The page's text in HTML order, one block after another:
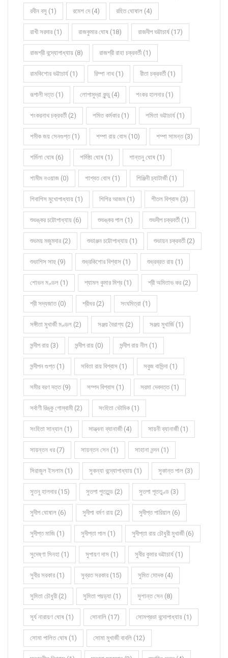
রবীন বসু (1) রমেশ দে (4) রহিত ঘোষাল (4)
রাখী সরদার (1) রাজকুমার ঘোষ (18) রাজদীপ ভট্টাচার্য (17)
রাজশ্রী বন্দ্যোপাধ্যায় (8) রাজশ্রী রাহা চক্রবর্তী (1)
রামকিশোর ভট্টাচার্য (1) রিম্পা নাথ (1) রীতা চক্রবর্তী (1)
রূপালী দত্ত (1) লোপামুদ্রা কুন্ডু (4) শংকর হালদার (1)
শংকরনাথ চক্রবর্তী (2) শমিত কর্মকার (1) শমিতা ভট্টাচার্য (1)
শমীক জয় সেনগুপ্ত (1) শম্পা রায় বোস (10) শম্পা সামন্ত (3)
শর্মিলা ঘোষ (6) শর্মিষ্ঠা ঘোষ (1) শান্তনু ঘোষ (1)
শামীম নওয়াজ (0) শাশ্বত বোস (1) শিঞ্জিনী চ্যাটার্জী (1)
শিবাশিস মুখোপাধ্যায় (1) শিশির আজম (1) শীতল বিশ্বাস (3)
শুভঙ্কর চট্টোপাধ্যায় (6) শুভঙ্কর পাল (1) শুভদীপ চক্রবর্তী (1)
শুভময় মজুমদার (2) শুভাঞ্জন চট্টোপাধ্যায় (1) শুভায়ন চক্রবর্তী (2)
শুভাশিস সাহু (9) শুভ্রকিশোর বিশ্বাস (1) শুভ্রব্রত রায় (1)
শোভন মণ্ডল (1) শ্যামল কুমার মিশ্র (1) শ্রী অমিতাভ কর (2)
শ্রী সদ্যজাত (0) শ্রীধর (2) সংঘমিত্রা (1)
সঙ্গীতা মুখার্জী মণ্ডল (2) সঞ্জয় বৈরাগ্য (2) সঞ্জয় মুখার্জি (1)
সন্দীপ রায় (3) সন্দীপ রায় (0) সন্দীপ রায় নীল (1)
সন্দীপন গুপ্ত (1) সবিতা রায় বিশ্বাস (1) সবুজ বাসিন্দা (1)
সমীর বরণ দত্ত (9) সম্পদ বিশ্বাস (1) সরমা দেবদত্ত (1)
সর্বাণী রিঙ্কু গোস্বামী (2) সংহিতা ভৌমিক (1)
সংহিতা সান্যাল (1) সান্ত্বনা ব্যানার্জী (4) সায়নী ব্যানার্জী (1)
সায়ন্তন ধর (7) সায়ন্তন সেন (1) সাহানা নন্দন (1)
সিরাজুল ইসলাম (1) সুকন্যা বন্দ্যোপাধ্যায় (1) সুকান্ত পাল (3)
সুতনু হালদার (15) সুতপা পুততুন্ড (2) সুতপা পূততুণ্ড (3)
সুদীপ ঘোষাল (6) সুদীপা বর্মণ রায় (2) সুদীপ্ত পারিয়াল (6)
সুদীপ্ত মাজি (1) সুদীপ্তা পাল (1) সুদীপ্তা রায় চৌধুরী মুখার্জী (6)
সুদেষ্ণা সিনহা (1) সুপায়ণ দাস (1) সুবীর কুমার ভট্টাচার্য (1)
সুবীর সরকার (1) সুব্রত সরকার (15) সুমিত মোদক (4)
সুমিতা চৌধুরী (2) সুমিতা পয়ড়্যা (1) সুশান্ত সেন (8)
সূর্য নারায়ণ ঘোষ (1) সোনালি (17) সোমপ্রভা বন্দোপাধ্যায় (1)
সোমা পালিত ঘোষ (1) সোমা মুখার্জী বাবলি (12)